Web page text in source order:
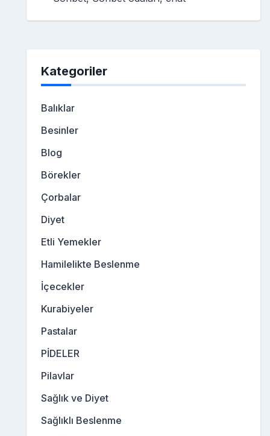
Kategoriler
Balıklar
Besinler
Blog
Börekler
Çorbalar
Diyet
Etli Yemekler
Hamilelikte Beslenme
İçecekler
Kurabiyeler
Pastalar
PİDELER
Pilavlar
Sağlık ve Diyet
Sağlıklı Beslenme